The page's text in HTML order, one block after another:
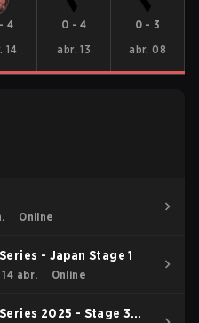
- 4
14
0 -4
abr. 13
0- 3
abr. 08
Online
- Japan Stage 1
abr. Online
2025 - Stage 3